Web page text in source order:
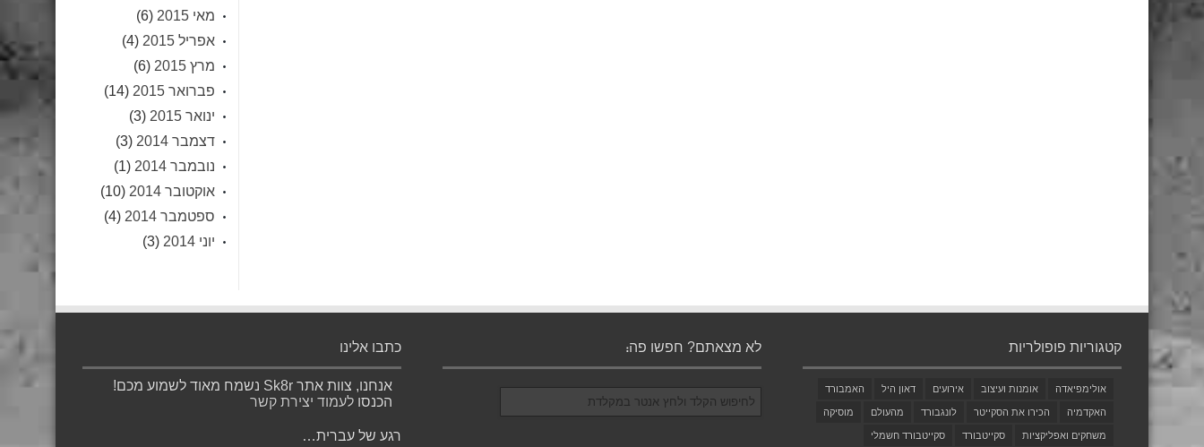
מאי 2015
(6)
אפריל 2015
(4)
מרץ 2015
(6)
פברואר 2015
(14)
ינואר 2015
(3)
דצמבר 2014
(3)
נובמבר 2014
(1)
אוקטובר 2014
(10)
ספטמבר 2014
(4)
יוני 2014
(3)
קטגוריות פופולריות
אולימפיאדה אומנות ועיצוב אירועים דאון היל האמבורד
האקדמיה הכירו את הסקייטר לונגבורד מהעולם מוסיקה
משחקים ואפליקציות סקייטבורד סקייטבורד חשמלי
לא מצאתם? חפשו פה: כתבו אלינו
אנחנו, צוות אתר Sk8r נשמח מאוד לשמוע מכם!
הכנסולעמוד יצירת קשר
רגע של עברית…